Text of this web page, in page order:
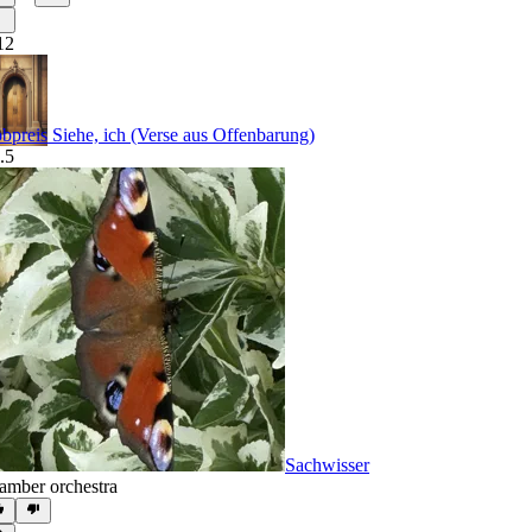
Siehe, ich (Verse aus Offenbarung)
Sachwisser
orchestra